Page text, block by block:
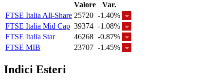
Valore
Var.
FTSE Italia All-Share 25720 -1.40%
FTSE Italia Mid Cap 39374 -1.08%
FTSE Italia Star
46268 -0.87%
FTSE MIB
23707 -1.45%
Indici Esteri